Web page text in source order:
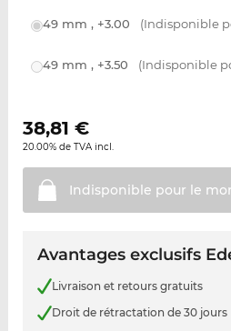
49 mm , +3.00 (Indisponible
49 mm , +3.50 (Indisponible
38,81 €
20.00% de TVA incl.
Indisponible pour le
Avantages exclusifs
Livraison et retours gratuits
Droit de rétractation de 30 jours